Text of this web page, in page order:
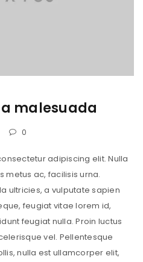
malesuada
0
adipiscing elit. Nulla
metus ac, facilisis urna.
ultricies, a vulputate sapien
feugiat vitae lorem id,
feugiat nulla. Proin luctus
vel. Pellentesque
nulla est ullamcorper elit,